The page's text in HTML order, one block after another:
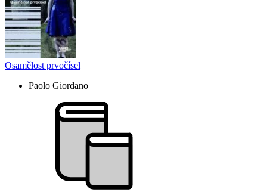
Osamělost prvočísel
Paolo Giordano